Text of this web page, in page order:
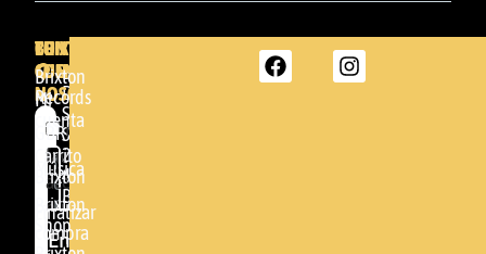
BRIXTON
DENDA -
SHOP
Somera
24
48005 -
BILBAO
(+34)
BRIXTON
Brixton
Records
GBR
Música
Brixton
Shop
TU
CUENTA
Mi
cuenta
Carrito
Brixton
Finalizar
compra
CONTACTA
CON
NOSOTROS
Por
favor,
acepta
nuestra
política de
Enviar